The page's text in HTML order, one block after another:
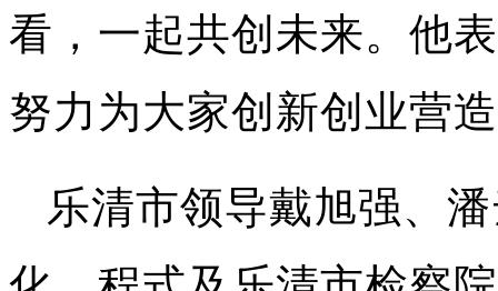
看，一起共创未来。他
努力为大家创新创业营
乐清市领导戴旭强、